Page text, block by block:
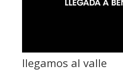
llegamos al valle